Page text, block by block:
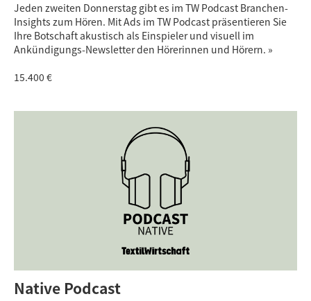
Jeden zweiten Donnerstag gibt es im TW Podcast Branchen-
Insights zum Hören. Mit Ads im TW Podcast präsentieren Sie
Ihre Botschaft akustisch als Einspieler und visuell im
Ankündigungs-Newsletter den Hörerinnen und Hörern. »
15.400 €
Native Podcast